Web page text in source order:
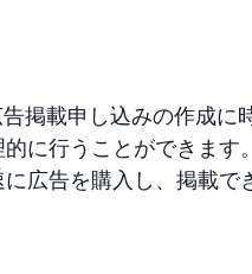
掲載申し込みの作成に
に行うことができます
広告を購入し、掲載で